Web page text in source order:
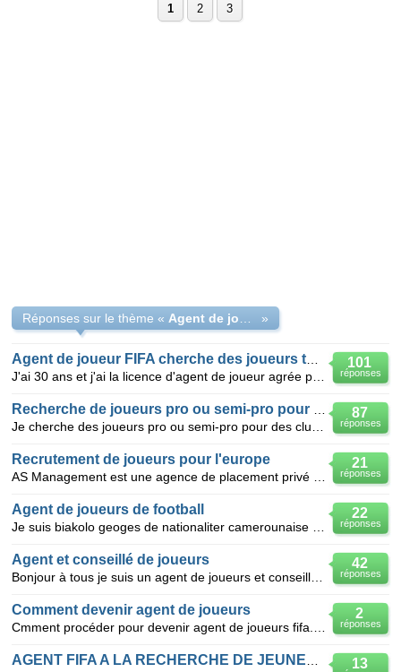
1 2 3
Réponses sur le thème « »
101
réponses
87
réponses
21
réponses
Recrutement de joueurs pour l'europe
22
réponses
Agent de joueurs de football
42
réponses
Agent et conseillé de joueurs
2
réponses
Comment devenir agent de joueurs
13